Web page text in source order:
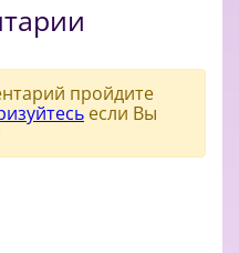
пройдите
если Вы